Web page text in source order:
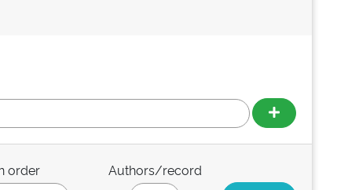
order Authors/record